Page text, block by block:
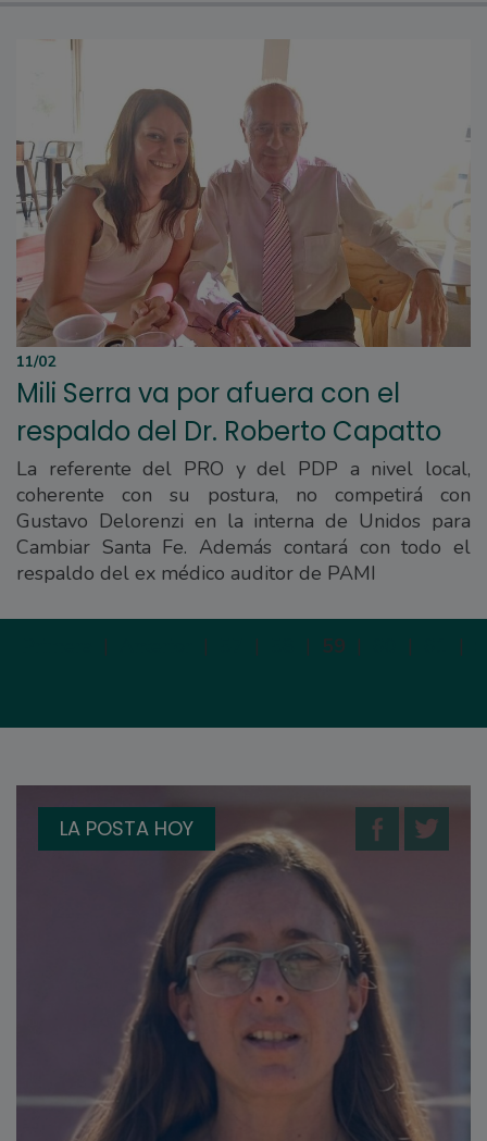
11/02
Mili Serra va por afuera con el
respaldo del Dr. Roberto Capatto
La referente del PRO y del PDP a nivel local,
coherente con su postura, no competirá con
Gustavo Delorenzi en la interna de Unidos para
Cambiar Santa Fe. Además contará con todo el
respaldo del ex médico auditor de PAMI
| | | | 59 | | |
LA POSTA HOY